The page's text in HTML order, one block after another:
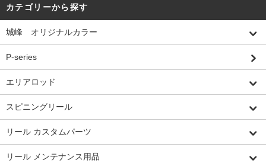
カテゴリーから探す
城峰 オリジナルカラー
P-series
エリアロッド
スピニングリール
リール カスタムパーツ
リール メンテナンス用品